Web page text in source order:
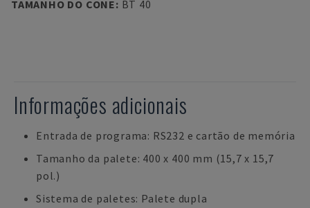
TAMANHO DO CONE: BT 40
Informações adicionais
Entrada de programa: RS232 e cartão de memória
Tamanho da palete: 400 x 400 mm (15,7 x 15,7
pol.)
Sistema de paletes: Palete dupla